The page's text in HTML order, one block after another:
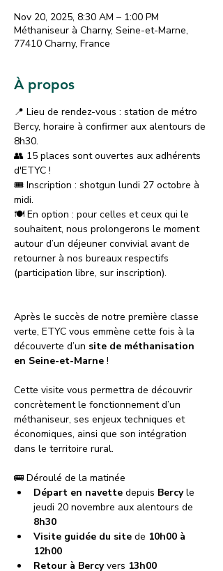
Nov 20, 2025, 8:30 AM – 1:00 PM
Méthaniseur à Charny, Seine-et-Marne,
77410 Charny, France
À propos
📍 Lieu de rendez-vous : station de métro
Bercy, horaire à confirmer aux alentours de
8h30.
👥 15 places sont ouvertes aux adhérents
d'ETYC !
🎟 Inscription : shotgun lundi 27 octobre à
midi.
🍽 En option : pour celles et ceux qui le
souhaitent, nous prolongerons le moment
autour d’un déjeuner convivial avant de
retourner à nos bureaux respectifs
(participation libre, sur inscription).
Après le succès de notre première classe
verte, ETYC vous emmène cette fois à la
découverte d’un site de méthanisation
en Seine-et-Marne !
Cette visite vous permettra de découvrir
concrètement le fonctionnement d’un
méthaniseur, ses enjeux techniques et
économiques, ainsi que son intégration
dans le territoire rural.
🚌 Déroulé de la matinée
Départ en navette depuis Bercy le
jeudi 20 novembre aux alentours de
8h30
Visite guidée du site de 10h00 à
12h00
Retour à Bercy vers 13h00